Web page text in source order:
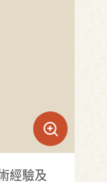
經驗及